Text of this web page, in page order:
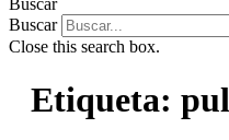
Buscar
Buscar
Close this search box.
Etiqueta: